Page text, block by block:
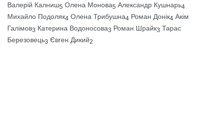
Валерій Калниш5 Олена Монова5 Александр Кушнарь4
Михайло Подоляк4 Олена Трибушна4 Роман Донік4 Акім
Галімов3 Катерина Водоносова3 Роман Шрайк3 Тарас
Березовець3 Євген Дикий2